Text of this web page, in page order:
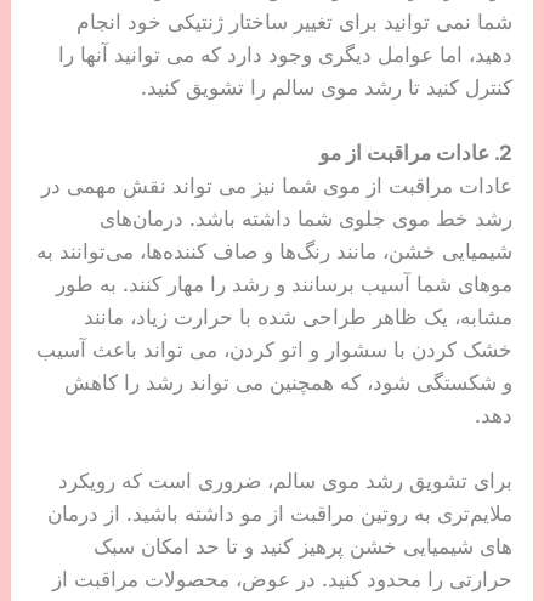
شما نمی توانید برای تغییر ساختار ژنتیکی خود انجام
دهید، اما عوامل دیگری وجود دارد که می توانید آنها را
کنترل کنید تا رشد موی سالم را تشویق کنید.
2. عادات مراقبت از مو
عادات مراقبت از موی شما نیز می تواند نقش مهمی در
رشد خط موی جلوی شما داشته باشد. درمان‌های
شیمیایی خشن، مانند رنگ‌ها و صاف کننده‌ها، می‌توانند به
موهای شما آسیب برسانند و رشد را مهار کنند. به طور
مشابه، یک ظاهر طراحی شده با حرارت زیاد، مانند
خشک کردن با سشوار و اتو کردن، می تواند باعث آسیب
و شکستگی شود، که همچنین می تواند رشد را کاهش
دهد.
برای تشویق رشد موی سالم، ضروری است که رویکرد
ملایم‌تری به روتین مراقبت از مو داشته باشید. از درمان
های شیمیایی خشن پرهیز کنید و تا حد امکان سبک
حرارتی را محدود کنید. در عوض، محصولات مراقبت از